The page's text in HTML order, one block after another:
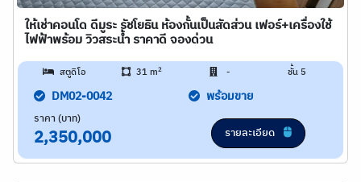
ให้เช่าคอนโด ดีมูระ รัชโยธิน ห้องกั้นเป็นสัดส่วน เฟอร์+เครื่องใช้
ไฟฟ้าพร้อม วิวสระน้ำ ราคาดี จองด่วน
สตูดิโอ 31 m2 - ชั้น 5
DM02-0042 พร้อมขาย
ราคา (บาท)
2,350,000 รายละเอียด